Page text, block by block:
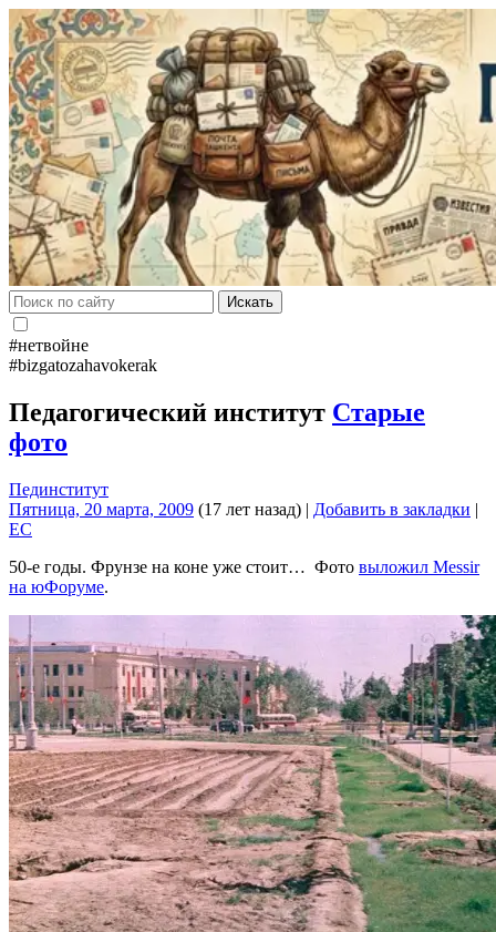
Искать
#нетвойне
#bizgatozahavokerak
Педагогический институт Старые
фото
Пединститут
Пятница, 20 марта, 2009 (17 лет назад) | Добавить в закладки |
EC
50-е годы. Фрунзе на коне уже стоит… Фото выложил Messir
на юФоруме.